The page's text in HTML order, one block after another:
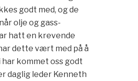
godt med, og de
olje og gass-
hatt en krevende
dette vært med på å
har kommet oss godt
daglig leder Kenneth